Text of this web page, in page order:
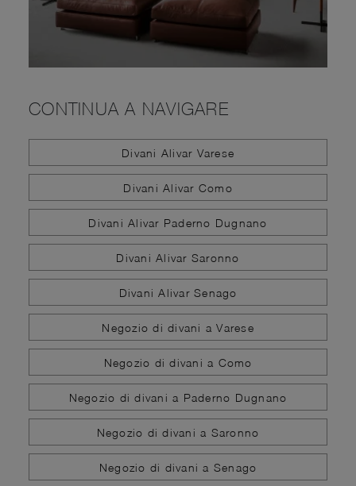
CONTINUA A NAVIGARE
Divani Alivar Varese
Divani Alivar Como
Divani Alivar Paderno Dugnano
Divani Alivar Saronno
Divani Alivar Senago
Negozio di divani a Varese
Negozio di divani a Como
Negozio di divani a Paderno Dugnano
Negozio di divani a Saronno
Negozio di divani a Senago